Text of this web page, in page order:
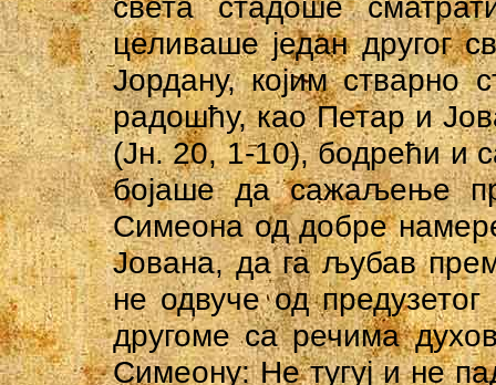
целиваше један другог
Јордану, којим стварно
радошћу, као Петар и
(Јн. 20, 1-10), бодрећи и
бојаше да сажаљење
Симеона од добре
Јована, да га љубав
не одвуче од
другоме са речима
Симеону: Не тугуј и не